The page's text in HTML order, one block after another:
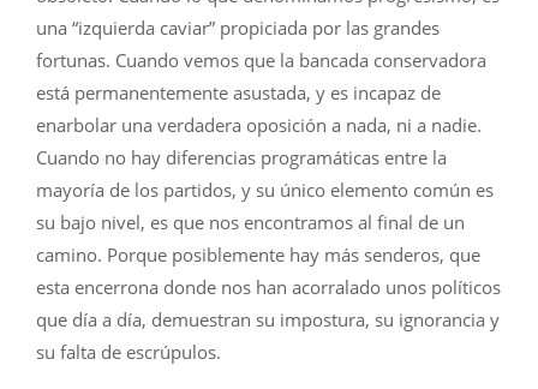
una “izquierda caviar” propiciada por las grandes
fortunas. Cuando vemos que la bancada conservadora
está permanentemente asustada, y es incapaz de
enarbolar una verdadera oposición a nada, ni a nadie.
Cuando no hay diferencias programáticas entre la
mayoría de los partidos, y su único elemento común es
su bajo nivel, es que nos encontramos al final de un
camino. Porque posiblemente hay más senderos, que
esta encerrona donde nos han acorralado unos políticos
que día a día, demuestran su impostura, su ignorancia y
su falta de escrúpulos.